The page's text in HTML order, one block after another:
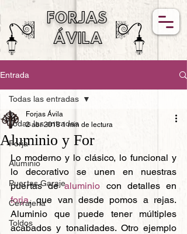
FORJAS
ÁVILA
Entrada
Todas las entradas
Forja
Aluminio
Puertas Garaje
Cerrajería
Toldos
Todas las entradas
Aluminio y For
Forjas Ávila
2 abr 2018 1 min de lectura
Lo moderno y lo clásico, lo funcional y
lo decorativo se unen en nuestras
puertas de aluminio
forja, que van desde pomos a rejas.
Aluminio que puede tener múltiples
acabados y tonalidades. Otro ejemplo